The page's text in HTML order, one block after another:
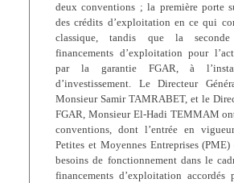
deux conventions ; la première porte
des crédits d’exploitation en ce qui
classique, tandis que la
financements d’exploitation pour
par la garantie FGAR, à
d’investissement. Le Directeur
Monsieur Samir TAMRABET, et le
FGAR, Monsieur El-Hadi TEMMAM
conventions, dont l’entrée en
Petites et Moyennes Entreprises
besoins de fonctionnement dans le
financements d’exploitation